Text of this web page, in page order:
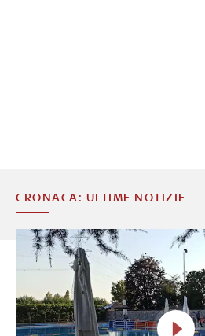
CRONACA: ULTIME NOTIZIE